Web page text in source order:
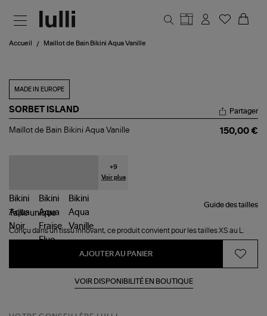
Accueil Maillot de Bain Bikini Aqua Vanille
MADE IN EUROPE
SORBET ISLAND
Maillot
Partager
Maillot de Bain Bikini Aqua Vanille 150,00 €
+9
Voir plus
Guide des tailles
Tailleunique
Conçu dans un tissu innovant, ce produit convient pour les tailles XS au L.
AJOUTER AU PANIER
VOIR DISPONIBILITÉ EN BOUTIQUE